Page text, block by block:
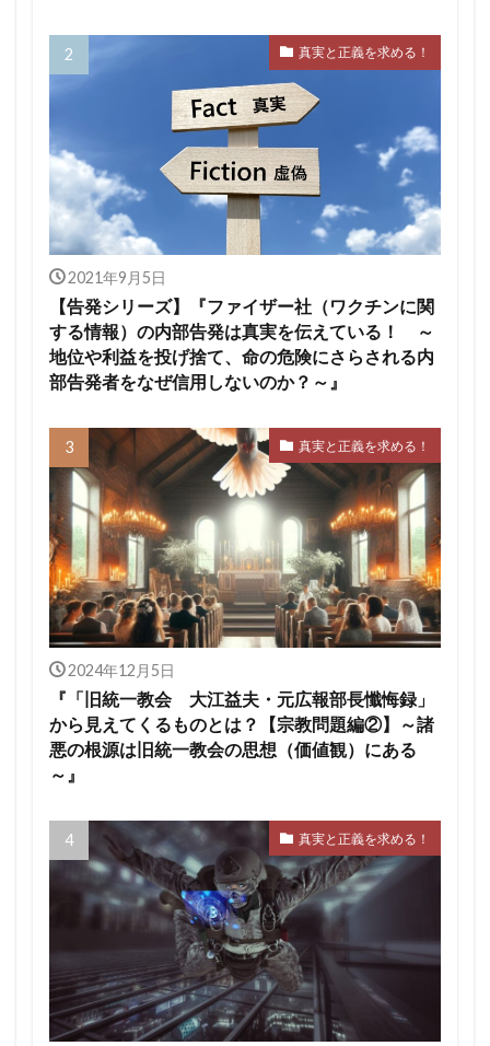
真実と正義を求める！
2021年9月5日
【告発シリーズ】『ファイザー社（ワクチンに関
する情報）の内部告発は真実を伝えている！ ～
地位や利益を投げ捨て、命の危険にさらされる内
部告発者をなぜ信用しないのか？～』
真実と正義を求める！
2024年12月5日
『「旧統一教会 大江益夫・元広報部長懺悔録」
から見えてくるものとは？【宗教問題編②】～諸
悪の根源は旧統一教会の思想（価値観）にある
～』
真実と正義を求める！